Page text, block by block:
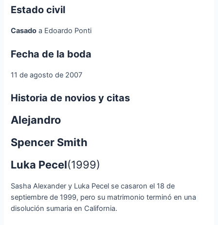
Estado civil
Casado a Edoardo Ponti
Fecha de la boda
11 de agosto de 2007
Historia de novios y citas
Alejandro
Spencer Smith
Luka Pecel(1999)
Sasha Alexander y Luka Pecel se casaron el 18 de
septiembre de 1999, pero su matrimonio terminó en una
disolución sumaria en California.